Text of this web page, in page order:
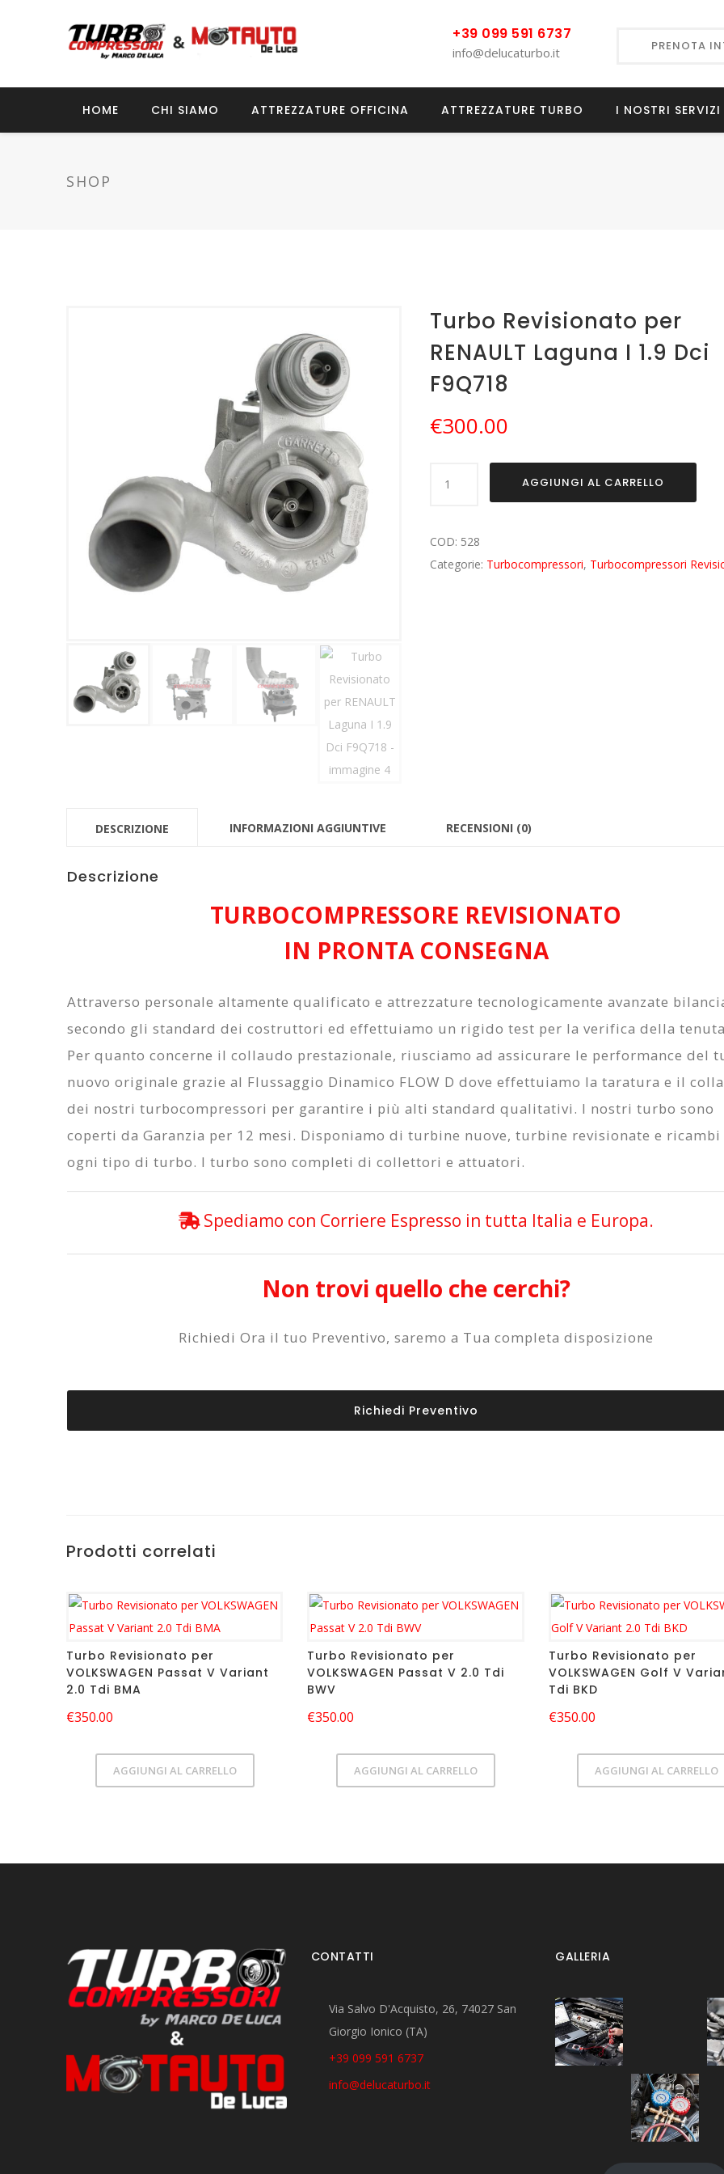
PRENOTA
+39 099 591 6737
info@delucaturbo.it
HOME CHI SIAMO ATTREZZATURE OFFICINA ATTREZZATURE TURBO I NOSTRI SERVIZI
SHOP
Turbo Revisionato per
RENAULT Laguna I 1.9 Dci
F9Q718
€300.00
RENAULT
Laguna
AGGIUNGI AL CARRELLO
COD: 528
Categorie: Turbocompressori, Turbocompressori
DESCRIZIONE INFORMAZIONI AGGIUNTIVE RECENSIONI (0)
Descrizione
TURBOCOMPRESSORE REVISIONATO
IN PRONTA CONSEGNA
Attraverso personale altamente qualificato e attrezzature tecnologicamente avanzate
secondo gli standard dei costruttori ed effettuiamo un rigido test per la verifica della
Per quanto concerne il collaudo prestazionale, riusciamo ad assicurare le performance del
nuovo originale grazie al Flussaggio Dinamico FLOW D dove effettuiamo la taratura e il
dei nostri turbocompressori per garantire i più alti standard qualitativi. I nostri turbo sono
coperti da Garanzia per 12 mesi. Disponiamo di turbine nuove, turbine revisionate e ricambi
ogni tipo di turbo. I turbo sono completi di collettori e attuatori.
Spediamo con Corriere Espresso in tutta Italia e Europa.
Non trovi quello che cerchi?
Richiedi Ora il tuo Preventivo, saremo a Tua completa disposizione
Richiedi Preventivo
Prodotti correlati
Turbo Revisionato per
VOLKSWAGEN Passat V Variant
2.0 Tdi BMA
€350.00
AGGIUNGI AL CARRELLO
Turbo Revisionato per
VOLKSWAGEN Passat V 2.0 Tdi
BWV
€350.00
AGGIUNGI AL CARRELLO
Turbo Revisionato per
VOLKSWAGEN Golf V
Tdi BKD
€350.00
AGGIUNGI AL CARRELLO
CONTATTI
Via Salvo D'Acquisto, 26, 74027 San
Giorgio Ionico (TA)
+39 099 591 6737
info@delucaturbo.it
GALLERIA